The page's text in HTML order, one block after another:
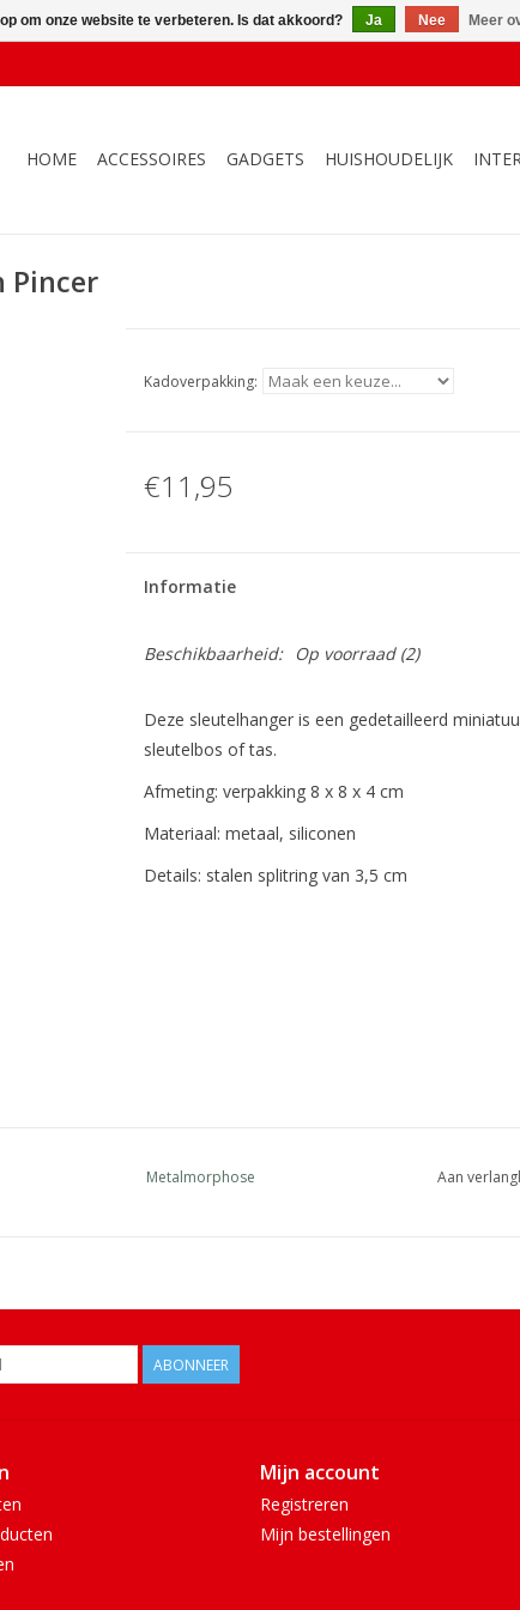
HOME ACCESSOIRES GADGETS HUISHOUDELIJK
Pincer
Kadoverpakking:
€11,95
Informatie
Beschikbaarheid: Op voorraad(2)
Deze sleutelhanger is een gedetailleerd
sleutelbos of tas.
Afmeting: verpakking 8 x 8 x 4 cm
Materiaal: metaal, siliconen
Details: stalen splitring van 3,5 cm
Metalmorphose Aan
ABONNEER
Mijn account
Registreren
Mijn bestellingen
om onze website te verbeteren. Is dat akkoord? Ja Nee Meer